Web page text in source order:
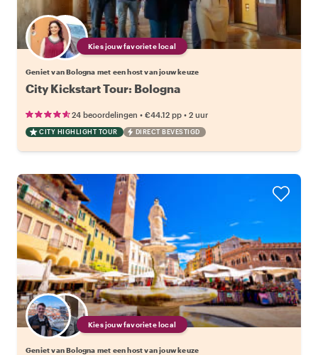
Kies jouw favoriete local
Geniet van Bologna met een host van jouw keuze
City Kickstart Tour: Bologna
24 beoordelingen • €44.12 pp • 2 uur
CITY HIGHLIGHT TOUR DIRECT BEVESTIGD
Kies jouw favoriete local
Geniet van Bologna met een host van jouw keuze